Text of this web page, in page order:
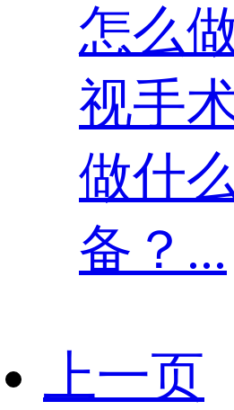
怎么
视手
做什
备？...
上一页